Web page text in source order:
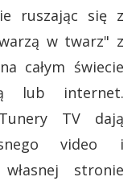
ruszając się z
w twarz" z
całym świecie
lub internet.
TV dają
video i
stronie